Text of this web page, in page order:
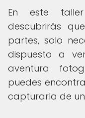
En este
descubrirás
partes, solo
dispuesto a
aventura
puedes
capturarla de